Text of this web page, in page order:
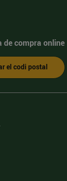
de compra online
el codi postal